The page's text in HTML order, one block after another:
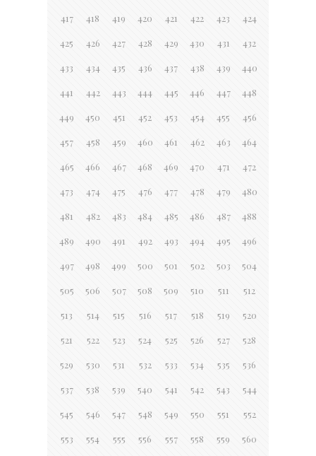
417 418 419 420 421 422 423 424
425 426 427 428 429 430 431 432
433 434 435 436 437 438 439 440
441 442 443 444 445 446 447 448
449 450 451 452 453 454 455 456
457 458 459 460 461 462 463 464
465 466 467 468 469 470 471 472
473 474 475 476 477 478 479 480
481 482 483 484 485 486 487 488
489 490 491 492 493 494 495 496
497 498 499 500 501 502 503 504
505 506 507 508 509 510 511 512
513 514 515 516 517 518 519 520
521 522 523 524 525 526 527 528
529 530 531 532 533 534 535 536
537 538 539 540 541 542 543 544
545 546 547 548 549 550 551 552
553 554 555 556 557 558 559 560